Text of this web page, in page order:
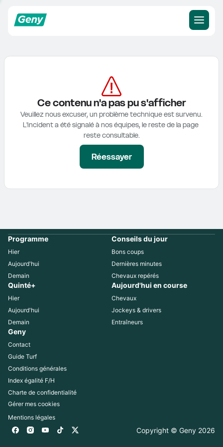
Ce contenu n'a pas pu s'afficher
Veuillez nous excuser, un problème technique est survenu.
L'incident a été signalé à nos équipes, le reste de la page
reste consultable.
Réessayer
Programme
Hier
Aujourd'hui
Demain
Conseils du jour
Bons coups
Dernières minutes
Chevaux repérés
Quinté+
Hier
Aujourd'hui
Demain
Aujourd'hui en course
Chevaux
Jockeys & drivers
Entraîneurs
Geny
Contact
Guide Turf
Conditions générales
Index égalité F/H
Charte de confidentialité
Gérer mes cookies
Mentions légales
Copyright © Geny 2026